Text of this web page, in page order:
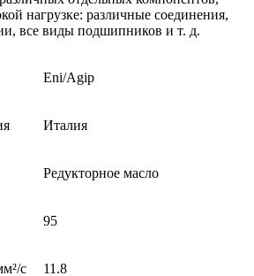
нагрузке: различные соединения,
все виды подшипников и т. д.
Eni/Agip
Италия
Редукторное масло
95
с 11.8